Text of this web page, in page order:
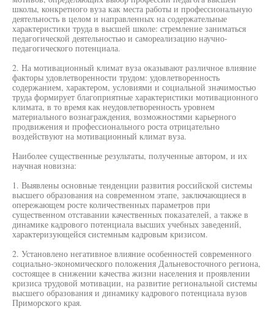
школы, конкретного вуза как места работы и профессиональную
деятельность в целом и направленных на содержательные
характеристики труда в высшей школе: стремление заниматься
педагогической деятельностью и самореализацию научно-
педагогического потенциала.
2. На мотивационный климат вуза оказывают различное влияние
факторы удовлетворенности трудом: удовлетворенность
содержанием, характером, условиями и социальной значимостью
труда формирует благоприятные характеристики мотивационного
климата, в то время как неудовлетворенность уровнем
материального вознаграждения, возможностями карьерного
продвижения и профессионального роста отрицательно
воздействуют на мотивационный климат вуза.
Наиболее существенные результаты, полученные автором, и их
научная новизна:
1. Выявлены основные тенденции развития российской системы
высшего образования на современном этапе, заключающиеся в
опережающем росте количественных параметров при
существенном отставании качественных показателей, а также в
динамике кадрового потенциала высших учебных заведений,
характеризующейся системным кадровым кризисом.
2. Установлено негативное влияние особенностей современного
социально-экономического положения Дальневосточного региона,
состоящее в снижении качества жизни населения и проявлении
кризиса трудовой мотивации, на развитие региональной системы
высшего образования и динамику кадрового потенциала вузов
Приморского края.